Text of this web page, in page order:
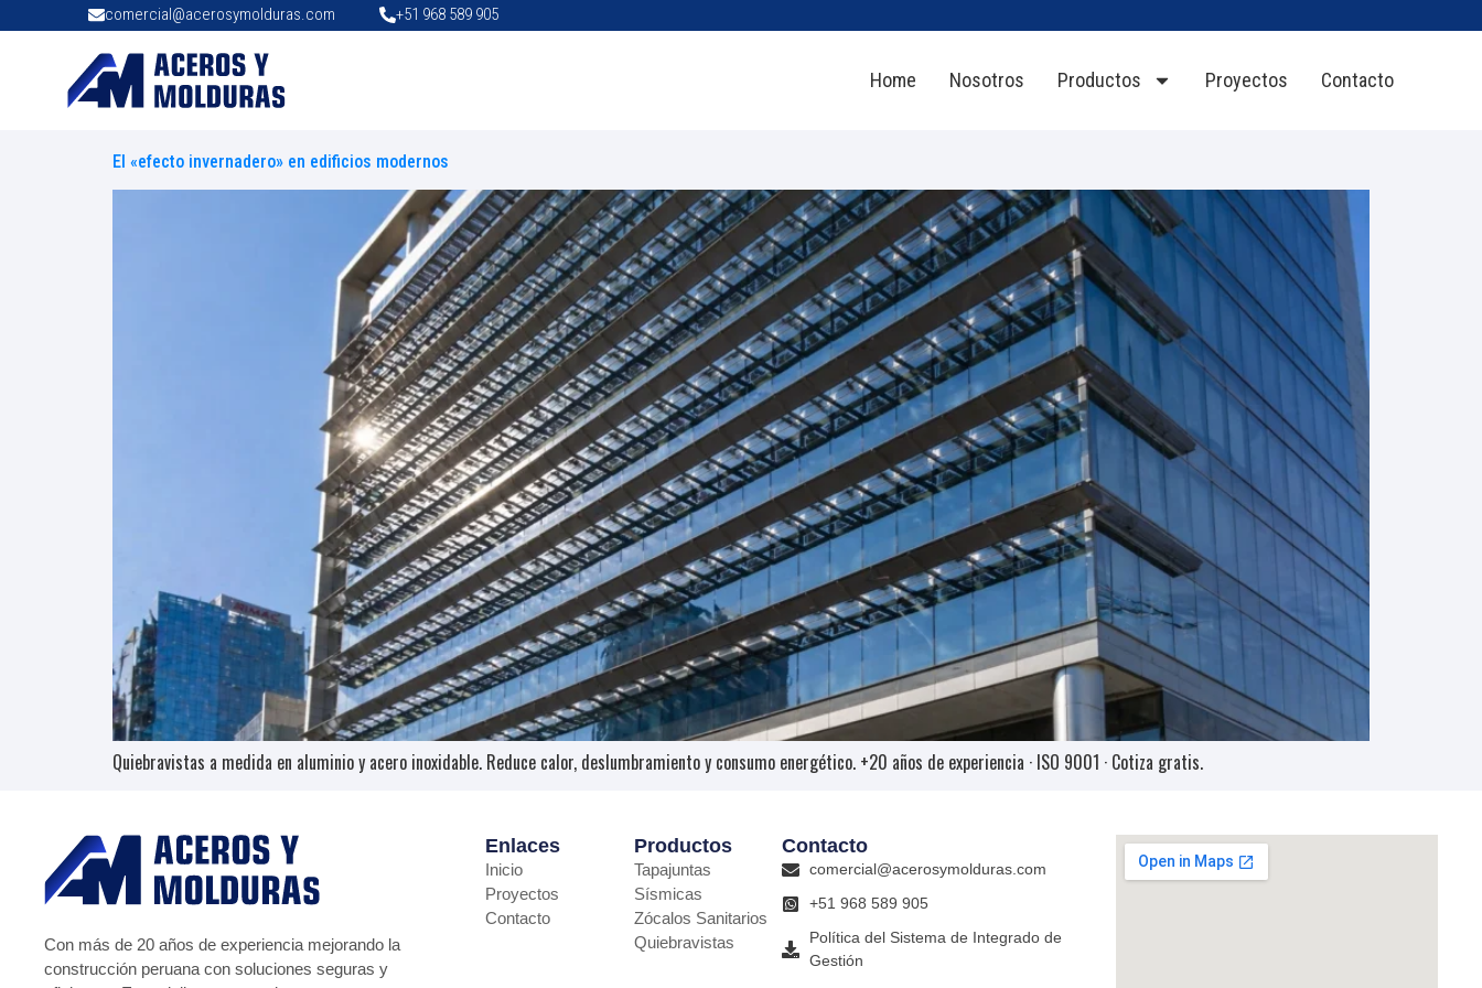
comercial@acerosymolduras.com +51 968 589 905
Home Nosotros Productos Proyectos Contacto
El «efecto invernadero» en edificios modernos
Quiebravistas a medida en aluminio y acero inoxidable. Reduce calor, deslumbramiento y consumo energético. +20 años de experiencia · ISO 9001 · Cotiza gratis.
Con más de 20 años de experiencia mejorando la
construcción peruana con soluciones seguras y
Enlaces
Inicio
Proyectos
Contacto
Productos
Tapajuntas
Sísmicas
Zócalos Sanitarios
Quiebravistas
Contacto
comercial@acerosymolduras.com
+51 968 589 905
Política del Sistema de Integrado de
Gestión